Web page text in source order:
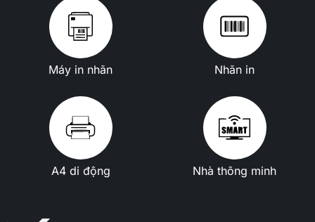
Máy in nhãn Nhãn in
A4 di động Nhà thông minh